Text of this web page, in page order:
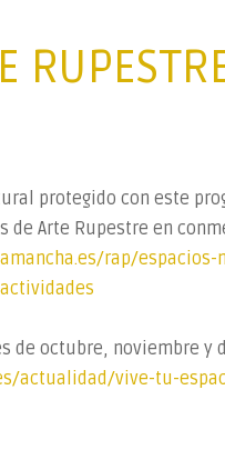
protegido con este
Arte Rupestre en
rap/
de octubre, noviembre y
actualidad/vive-tu-